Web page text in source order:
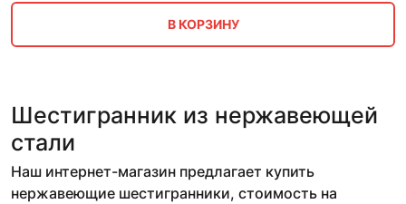
В КОРЗИНУ
Шестигранник из нержавеющей
стали
Наш интернет-магазин предлагает купить
нержавеющие шестигранники, стоимость на